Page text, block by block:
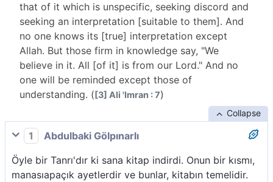
that of it which is unspecific, seeking discord and
seeking an interpretation [suitable to them]. And
no one knows its [true] interpretation except
Allah. But those firm in knowledge say, "We
believe in it. All [of it] is from our Lord." And no
one will be reminded except those of
understanding. ([3] Ali 'Imran : 7)
Collapse
1
Abdulbaki Gölpınarlı
Öyle bir Tanrı'dır ki sana kitap indirdi. Onun bir kısmı,
manasıapaçık ayetlerdir ve bunlar, kitabın temelidir.